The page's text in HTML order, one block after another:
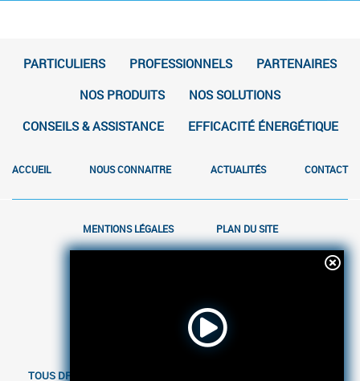
PARTICULIERS PROFESSIONNELS
PARTENAIRES
NOS PRODUITS
NOS SOLUTIONS
CONSEILS & ASSISTANCE
EFFICACITÉ ÉNERGÉTIQUE
ACCUEIL NOUS CONNAITRE ACTUALITÉS CONTACT
MENTIONS LÉGALES PLAN DU SITE
TOUS DROITS RÉSERVÉS AFRIQUIA GAZ - RÉALISATION